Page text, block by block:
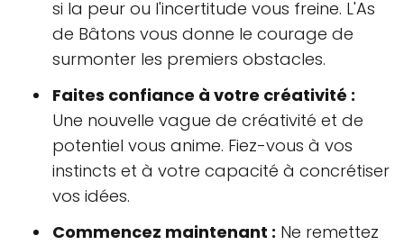
si la peur ou l'incertitude vous freine. L'As
de Bâtons vous donne le courage de
surmonter les premiers obstacles.
Faites confiance à votre créativité :
Une nouvelle vague de créativité et de
potentiel vous anime. Fiez-vous à vos
instincts et à votre capacité à concrétiser
vos idées.
Commencez maintenant : Ne remettez